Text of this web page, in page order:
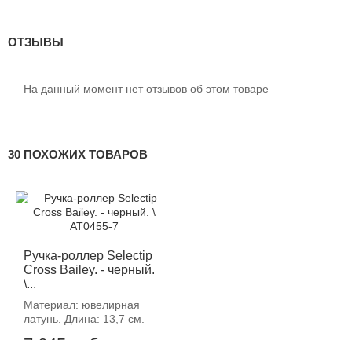
ОТЗЫВЫ
На данный момент нет отзывов об этом товаре
30 ПОХОЖИХ ТОВАРОВ
Ручка-роллер Selectip
Cross Bailey. - черный.
\...
Материал: ювелирная
латунь. Длина: 13,7 см.
-12%